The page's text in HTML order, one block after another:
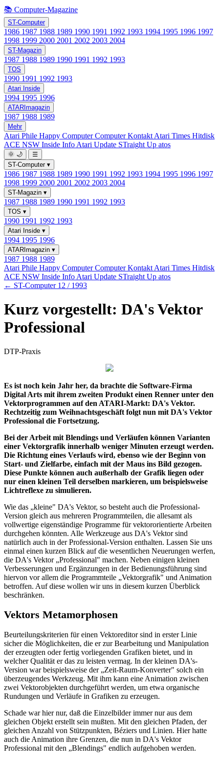
📚 Computer-Magazine
ST-Computer
1986 1987 1988 1989 1990 1991 1992 1993 1994 1995 1996 1997
1998 1999 2000 2001 2002 2003 2004
ST-Magazin
1987 1988 1989 1990 1991 1992 1993
TOS
1990 1991 1992 1993
Atari Inside
1994 1995 1996
ATARImagazin
1987 1988 1989
Mehr
Atari Phile Happy ComputerComputer Kontakt Atari Times Hitdisk
ACE NSW Inside Info Atari Update STraight Up atos
🌞 🌙
☰
ST-Computer ▾
1986 1987 1988 1989 1990 1991 1992 1993 1994 1995 1996 1997
1998 1999 2000 2001 2002 2003 2004
ST-Magazin ▾
1987 1988 1989 1990 1991 1992 1993
TOS ▾
1990 1991 1992 1993
Atari Inside ▾
1994 1995 1996
ATARImagazin ▾
1987 1988 1989
Atari Phile Happy ComputerComputer Kontakt Atari Times Hitdisk
ACE NSW Inside Info Atari Update STraight Up atos
← ST-Computer 12 / 1993
Kurz vorgestellt: DA's Vektor
Professional
DTP-Praxis
Es ist noch kein Jahr her, da brachte die Software-Firma
Digital Arts mit ihrem zweiten Produkt einen Renner unter den
Vektorprogrammen auf den ATARI-Markt: DA's Vektor.
Rechtzeitig zum Weihnachtsgeschäft folgt nun mit DA's Vektor
Professional die Fortsetzung.
Bei der Arbeit mit Blendings und Verläufen können Varianten
einer Vektorgrafik innerhalb weniger Minuten erzeugt werden.
Die Richtung eines Verlaufs wird, ebenso wie der Beginn von
Start- und Zielfarbe, einfach mit der Maus ins Bild gezogen.
Diese Punkte können auch außerhalb der Grafik liegen oder
nur einen kleinen Teil derselben markieren, um beispielsweise
Lichtreflexe zu simulieren.
Wie das „kleine" DA's Vektor, so besteht auch die Professional-
Version gleich aus mehreren Programmteilen, die allesamt als
vollwertige eigenständige Programme für vektororientierte Arbeiten
durchgehen könnten. Alle Werkzeuge aus DA's Vektor sind
natürlich auch in der Professional-Version enthalten. Lassen Sie uns
einmal einen kurzen Blick auf die wesentlichen Neuerungen werfen,
die DA's Vektor „Professional" machen. Neben einigen kleinen
Verbesserungen und Ergänzungen in der Bedienungsführung sind
hiervon vor allem die Programmteile „Vektorgrafik" und Animation
betroffen. Auf diese wollen wir uns in diesem kurzen Überblick
beschränken.
Vektors Metamorphosen
Beurteilungskriterien für einen Vektoreditor sind in erster Linie
sicher die Möglichkeiten, die er zur Bearbeitung und Manipulation
der erzeugten oder fertig vorliegenden Grafiken bietet, und in
welcher Qualität er das zu leisten vermag. In der kleinen DA's-
Version war beispielsweise der „Zeit-Raum-Konverter" solch ein
überzeugendes Werkzeug. Mit ihm kann eine Animation zwischen
zwei Vektorobjekten durchgeführt werden, um etwa organische
Rundungen und Verläufe in Grafiken zu erzeugen.
Schade war hier nur, daß die Einzelbilder immer nur aus dem
gleichen Objekt erstellt sein mußten. Mit den gleichen Pfaden, der
gleichen Anzahl von Stützpunkten, Béziers und Linien. Hier hatte
auch die Animation ihre Grenzen, die nun in DA's Vektor
Professional mit den „Blendings" endlich aufgehoben werden.